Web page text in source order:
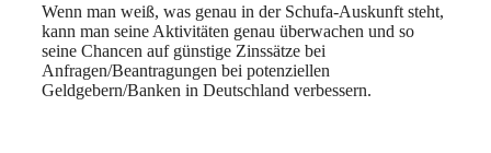
Wenn man weiß, was genau in der Schufa-Auskunft steht,
kann man seine Aktivitäten genau überwachen und so
seine Chancen auf günstige Zinssätze bei
Anfragen/Beantragungen bei potenziellen
Geldgebern/Banken in Deutschland verbessern.